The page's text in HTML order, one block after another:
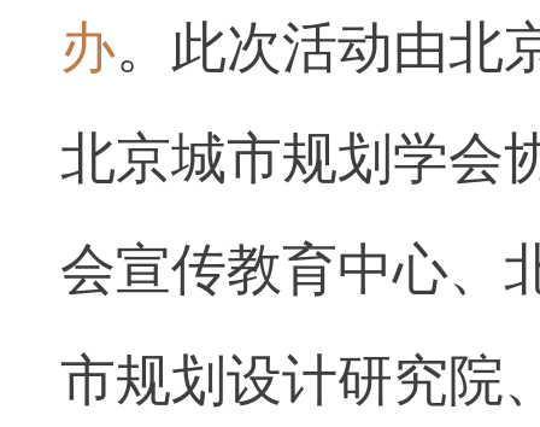
办。此次活动由北
北京城市规划学会
会宣传教育中心、
市规划设计研究院